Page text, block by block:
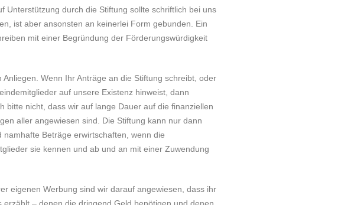
Unterstützung durch die Stiftung sollte schriftlich bei uns
ist aber ansonsten an keinerlei Form gebunden. Ein
mit einer Begründung der Förderungswürdigkeit
Anliegen. Wenn Ihr Anträge an die Stiftung schreibt, oder
auf unsere Existenz hinweist, dann
bitte nicht, dass wir auf lange Dauer auf die finanziellen
aller angewiesen sind. Die Stiftung kann nur dann
namhafte Beträge erwirtschaften, wenn die
sie kennen und ab und an mit einer Zuwendung
eigenen Werbung sind wir darauf angewiesen, dass ihr
erzählt – denen die dringend Geld benötigen und denen